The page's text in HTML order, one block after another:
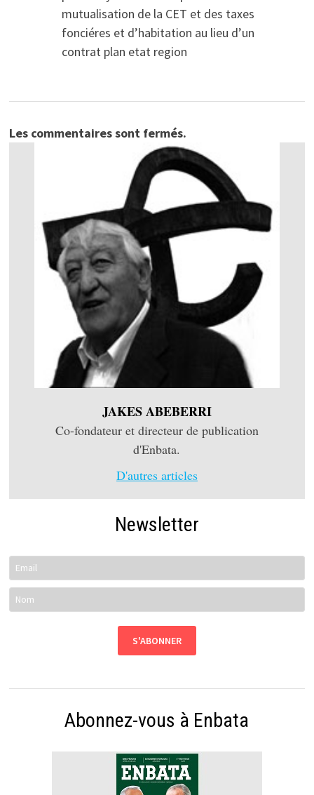
mutualisation de la CET et des taxes
fonciéres et d’habitation au lieu d’un
contrat plan etat region
Les commentaires sont fermés.
JAKES ABEBERRI
Co-fondateur et directeur de publication
d'Enbata.
D'autres articles
Newsletter
Abonnez-vous à Enbata